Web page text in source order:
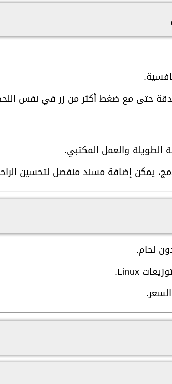
حتى مع ضغط أكثر من زر في نفس
يمكن إضافة مسند منفصل لتحسين
لحام.
.